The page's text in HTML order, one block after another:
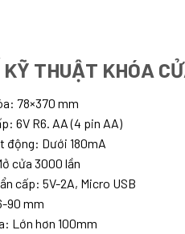
KỸ THUẬT KHÓA
78×370 mm
6V R6. AA (4 pin AA)
động: Dưới 180mA
cửa 3000 lần
cấp: 5V-2A, Micro USB
90 mm
Lớn hơn 100mm